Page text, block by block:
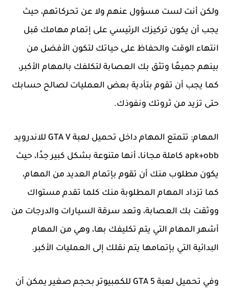
ولكن أنت لست مسؤول عنهم ولا عن تحركاتهم، حيث
يجب أن يكون تركيزك الرئيسي على إتمام مهامك قبل
انتهاء الوقت والحفاظ على حياتك لتكون الأفضل من
بينهم جميعًا وتثق بك العصابة لتكلفك بالمهام الأكبر،
كما يجب أن تقوم بتأدية بعض العمليات لصالح حسابك
حتى تزيد من ثروتك ونفوذك.
المهام: تتمتع المهام داخل تحميل لعبة GTA V للاندرويد
apk+obb كاملة مجانا، أنها متنوعة بشكل كبير جدًا، حيث
يكون مطلوب منك أن تقوم بإتمام العديد من المهام،
كما تزداد المهام المطلوبة منك كلما تقدم مستواك
ووثقت بك العصابة، وتعد سرقة السيارات والدرجات من
أشهر المهام التي يتم تكليفك بها، وهي من المهام
البدائية التي بإتمامها يتم نقلك إلى العمليات الأكبر.
وفي تحميل لعبة GTA 5 للكمبيوتر بحجم صغير يمكن أن